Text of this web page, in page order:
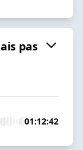
pas
01:12:42